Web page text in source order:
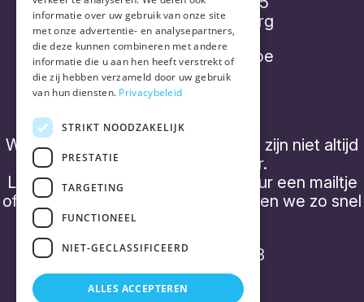
2220 Heist-op-den-Berg
info@placebonocebo.be
+32 (0) 490 21 62 07
We hebben geen 'kantooruren' en zijn niet altijd
telefonisch bereikbaar.
Laat een boodschap achter of stuur een mailtje
of een WhatsApp bericht, dan nemen we zo snel
mogelijk contact op.
BTW BE0843 357 788
informatie over uw gebruik van onze site
met onze advertentie- en analysepartners,
die deze kunnen combineren met andere
informatie die u aan hen heeft verstrekt of
die zij hebben verzameld door uw gebruik
van hun diensten. Privacybeleid
STRIKT NOODZAKELIJK
PRESTATIE
TARGETING
FUNCTIONEEL
NIET-GECLASSIFICEERD
ALLES ACCEPTEREN